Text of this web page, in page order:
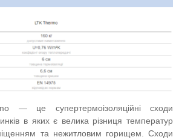
— це супертермоізоляційні сходи
в яких є велика різниця температур
та нежитловим горищем. Сходи